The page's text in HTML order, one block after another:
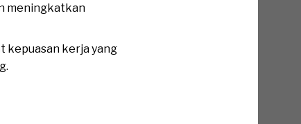
meningkatkan
kepuasan kerja yang